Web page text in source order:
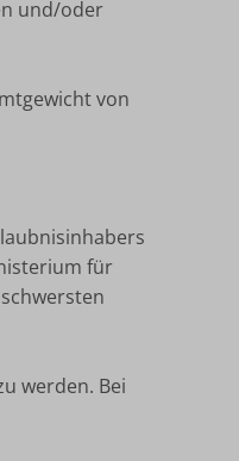
und/oder
von
für
werden. Bei